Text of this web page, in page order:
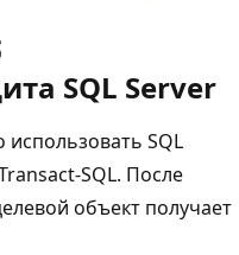
SQL Server
SQL
SQL. После
объект получает